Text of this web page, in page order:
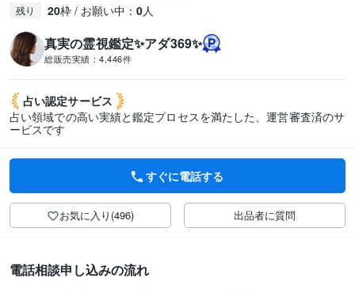
残り 20枠 / お願い中： 0人
真実の霊視鑑定✨アダ369✨
総販売実績： 4,446件
占い認定サービス
占い領域での高い実績と鑑定プロセスを満たした、運営審査済のサ
ービスです
すぐに電話する
お気に入り(496) 出品者に質問
電話相談申し込みの流れ